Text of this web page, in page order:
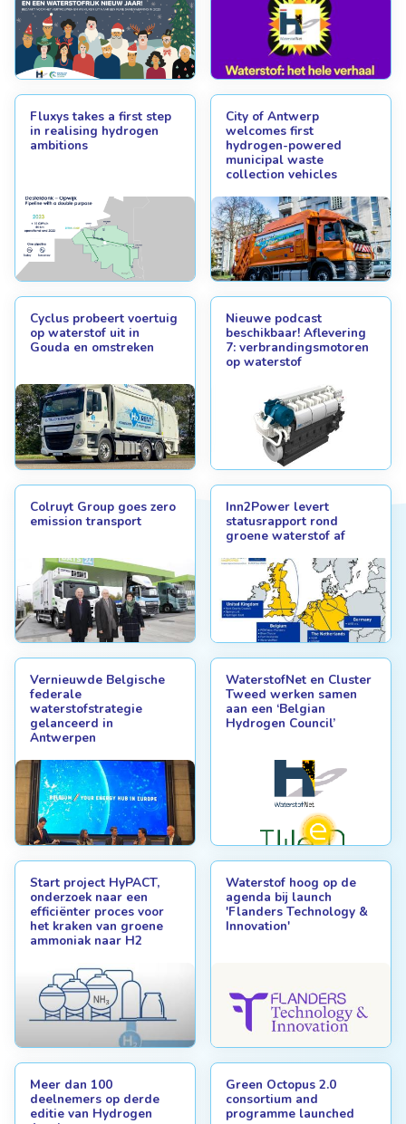
Fluxys takes a first step
in realising hydrogen
ambitions
City of Antwerp
welcomes first
hydrogen-powered
municipal waste
collection vehicles
Cyclus probeert voertuig
op waterstof uit in
Gouda en omstreken
Nieuwe podcast
beschikbaar! Aflevering
7: verbrandingsmotoren
op waterstof
Colruyt Group goes zero
emission transport
Inn2Power levert
statusrapport rond
groene waterstof af
Vernieuwde Belgische
federale
waterstofstrategie
gelanceerd in
Antwerpen
WaterstofNet en Cluster
Tweed werken samen
aan een ‘Belgian
Hydrogen Council’
Start project HyPACT,
onderzoek naar een
efficiënter proces voor
het kraken van groene
ammoniak naar H2
Waterstof hoog op de
agenda bij launch
'Flanders Technology &
Innovation'
Meer dan 100
deelnemers op derde
editie van Hydrogen
Green Octopus 2.0
consortium and
programme launched